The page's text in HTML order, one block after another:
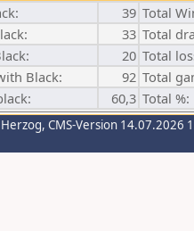
39 Total
33 Total
20 Total
Black: 92 Total
60,3 Total %:
, CMS-Version 14.07.2026